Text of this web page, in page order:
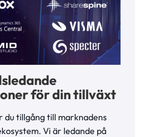
för din tillväxt
du tillgång till marknadens
Vi är ledande på